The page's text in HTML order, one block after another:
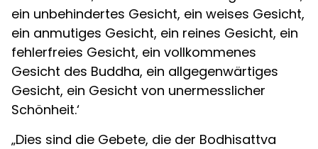
ein unbehindertes Gesicht, ein weises Gesicht,
ein anmutiges Gesicht, ein reines Gesicht, ein
fehlerfreies Gesicht, ein vollkommenes
Gesicht des Buddha, ein allgegenwärtiges
Gesicht, ein Gesicht von unermesslicher
Schönheit.‘
„Dies sind die Gebete, die der Bodhisattva